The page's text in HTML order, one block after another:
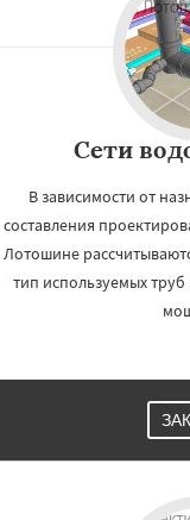
Сети
В зависимости от
составления
Лотошине
тип используемых